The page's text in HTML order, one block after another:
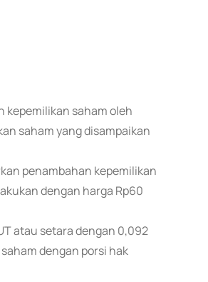
kepemilikan saham oleh
saham yang disampaikan
penambahan kepemilikan
dengan harga Rp60
atau setara dengan 0,092
dengan porsi hak